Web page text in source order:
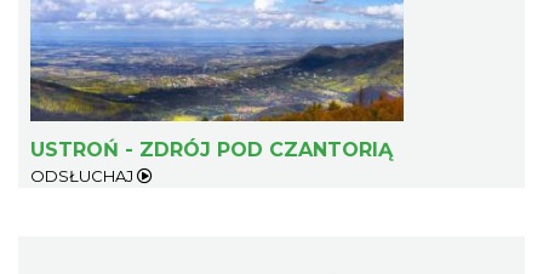
USTROŃ - ZDRÓJ POD CZANTORIĄ
ODSŁUCHAJ